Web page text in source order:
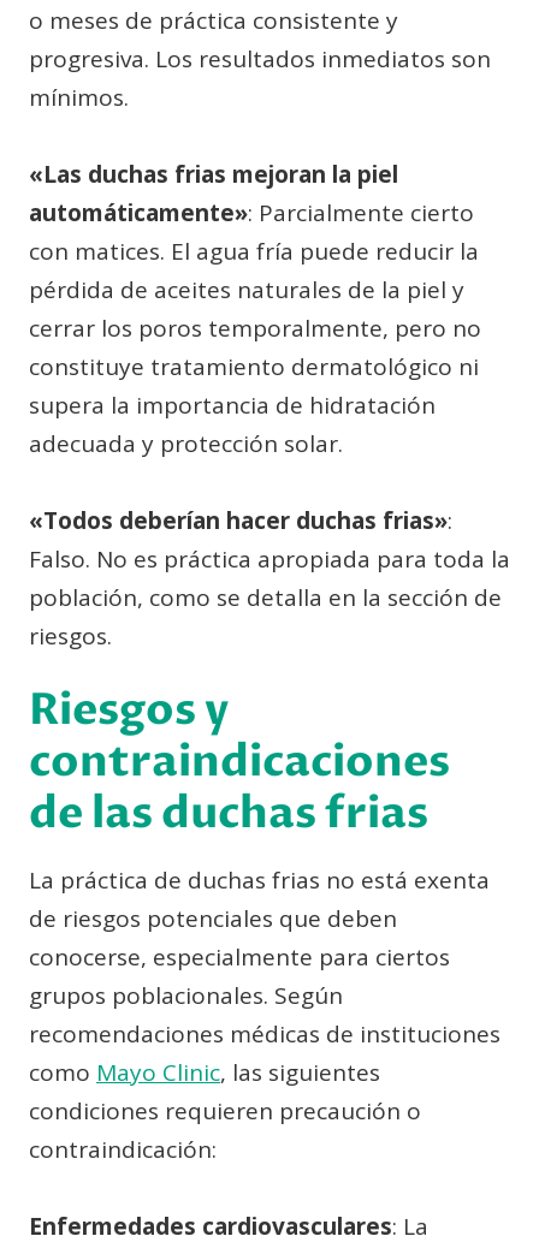
o meses de práctica consistente y
progresiva. Los resultados inmediatos son
mínimos.
«Las duchas frias mejoran la piel
automáticamente»: Parcialmente cierto
con matices. El agua fría puede reducir la
pérdida de aceites naturales de la piel y
cerrar los poros temporalmente, pero no
constituye tratamiento dermatológico ni
supera la importancia de hidratación
adecuada y protección solar.
«Todos deberían hacer duchas frias»:
Falso. No es práctica apropiada para toda la
población, como se detalla en la sección de
riesgos.
Riesgos y
contraindicaciones
de las duchas frias
La práctica de duchas frias no está exenta
de riesgos potenciales que deben
conocerse, especialmente para ciertos
grupos poblacionales. Según
recomendaciones médicas de instituciones
como Mayo Clinic, las siguientes
condiciones requieren precaución o
contraindicación:
Enfermedades cardiovasculares: La